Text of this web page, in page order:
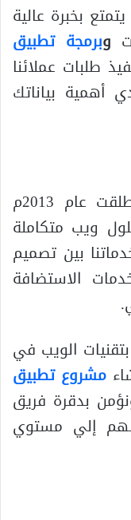
بخبرة عالية
وبرمجة تطبيق
طلبات عملائنا
أهمية بياناتك
هي شركة سعودية رسمية أنطلقت عام 2013م
ويب متكاملة
بين تصميم
الاستضافة
الويب في
مشروع تطبيق
بدقرة فريق
إلي مستوي